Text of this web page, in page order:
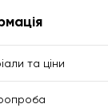
та ціни